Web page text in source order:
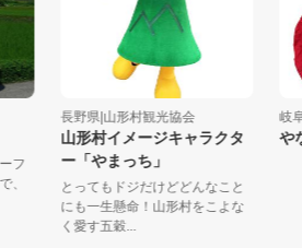
長野県|山形村観光協会
山形村イメージキャラクタ
ー「やまっち」
とってもドジだけどどんなこと
にも一生懸命！山形村をこよな
く愛す五穀...
岐阜県
やなな